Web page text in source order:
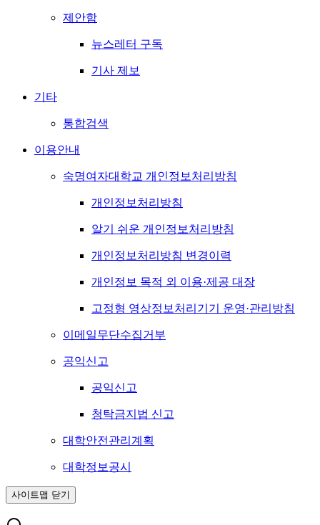
제안함
뉴스레터 구독
기사 제보
기타
통합검색
이용안내
숙명여자대학교 개인정보처리방침
개인정보처리방침
알기 쉬운 개인정보처리방침
개인정보처리방침 변경이력
개인정보 목적 외 이용·제공 대장
고정형 영상정보처리기기 운영·관리방침
이메일무단수집거부
공익신고
공익신고
청탁금지법 신고
대학안전관리계획
대학정보공시
사이트맵 닫기